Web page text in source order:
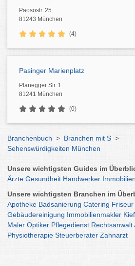
Paosostr. 25
81243 München
(4)
Pasinger Marienplatz
Planegger Str. 1
81241 München
(0)
Branchenbuch > Branchen mit S >
Sehenswürdigkeiten München
Unsere wichtigsten Guides im
Ärzte Gesundheit Handwerker Immobilien
Unsere wichtigsten Branchen im
Apotheke Badsanierung Catering Friseur
Gebäudereinigung Immobilienmakler
Maler Optiker Pflegedienst Rechtsanwalt
Physiotherapie Steuerberater Zahnarzt